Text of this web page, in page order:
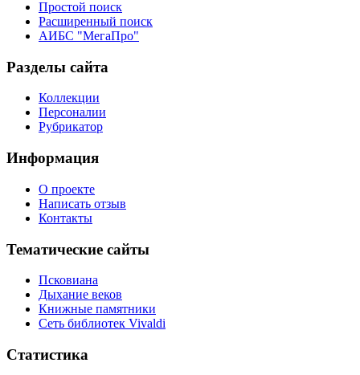
Простой поиск
Расширенный поиск
АИБС "МегаПро"
Разделы сайта
Коллекции
Персоналии
Рубрикатор
Информация
О проекте
Написать отзыв
Контакты
Тематические сайты
Псковиана
Дыхание веков
Книжные памятники
Сеть библиотек Vivaldi
Статистика